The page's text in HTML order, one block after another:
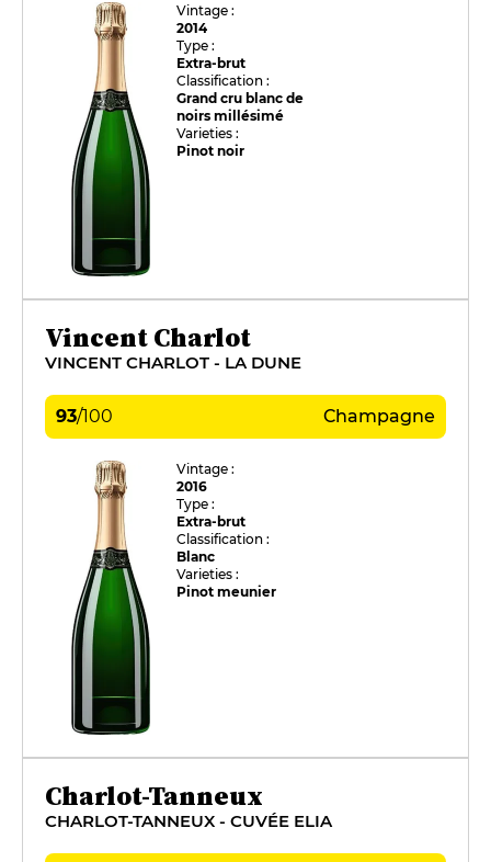
Vintage :
2014
Type :
Extra-brut
Classification :
Grand cru blanc de
noirs millésimé
Varieties :
Pinot noir
Vincent Charlot
VINCENT CHARLOT - LA DUNE
93/100 Champagne
Vintage :
2016
Type :
Extra-brut
Classification :
Blanc
Varieties :
Pinot meunier
Charlot-Tanneux
CHARLOT-TANNEUX - CUVÉE ELIA